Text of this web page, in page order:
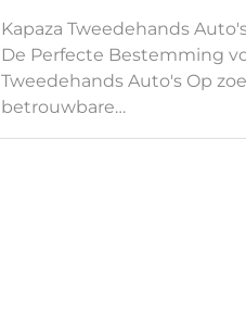
Kapaza Tweedehands
De Perfecte Bestemming
Tweedehands Auto's Op
betrouwbare…